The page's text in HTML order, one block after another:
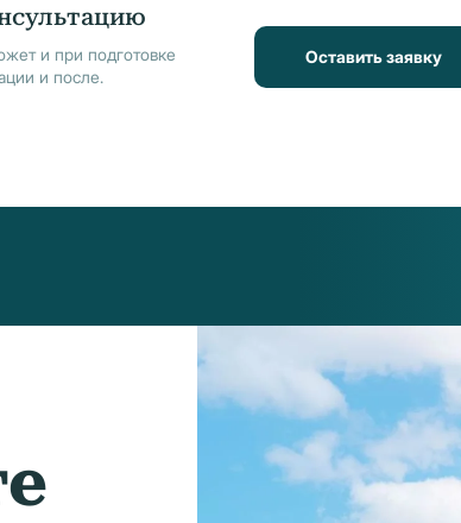
и при подготовке
и после.
Оставить заявку